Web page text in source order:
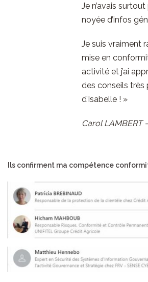
Je n’avais
noyée d’infos
Je suis vraiment
mise en
activité et j’ai
des conseils très
d’Isabelle ! »
Carol LAMBERT
Ils confirment ma compétence